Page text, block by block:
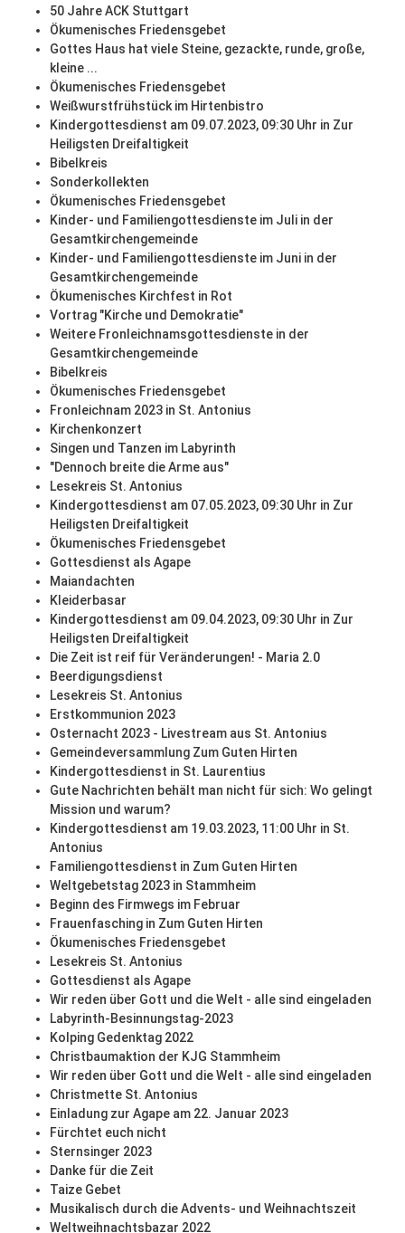
50 Jahre ACK Stuttgart
Ökumenisches Friedensgebet
Gottes Haus hat viele Steine, gezackte, runde, große,
kleine ...
Ökumenisches Friedensgebet
Weißwurstfrühstück im Hirtenbistro
Kindergottesdienst am 09.07.2023, 09:30 Uhr in Zur
Heiligsten Dreifaltigkeit
Bibelkreis
Sonderkollekten
Ökumenisches Friedensgebet
Kinder- und Familiengottesdienste im Juli in der
Gesamtkirchengemeinde
Kinder- und Familiengottesdienste im Juni in der
Gesamtkirchengemeinde
Ökumenisches Kirchfest in Rot
Vortrag "Kirche und Demokratie"
Weitere Fronleichnamsgottesdienste in der
Gesamtkirchengemeinde
Bibelkreis
Ökumenisches Friedensgebet
Fronleichnam 2023 in St. Antonius
Kirchenkonzert
Singen und Tanzen im Labyrinth
"Dennoch breite die Arme aus"
Lesekreis St. Antonius
Kindergottesdienst am 07.05.2023, 09:30 Uhr in Zur
Heiligsten Dreifaltigkeit
Ökumenisches Friedensgebet
Gottesdienst als Agape
Maiandachten
Kleiderbasar
Kindergottesdienst am 09.04.2023, 09:30 Uhr in Zur
Heiligsten Dreifaltigkeit
Die Zeit ist reif für Veränderungen! - Maria 2.0
Beerdigungsdienst
Lesekreis St. Antonius
Erstkommunion 2023
Osternacht 2023 - Livestream aus St. Antonius
Gemeindeversammlung Zum Guten Hirten
Kindergottesdienst in St. Laurentius
Gute Nachrichten behält man nicht für sich: Wo gelingt
Mission und warum?
Kindergottesdienst am 19.03.2023, 11:00 Uhr in St.
Antonius
Familiengottesdienst in Zum Guten Hirten
Weltgebetstag 2023 in Stammheim
Beginn des Firmwegs im Februar
Frauenfasching in Zum Guten Hirten
Ökumenisches Friedensgebet
Lesekreis St. Antonius
Gottesdienst als Agape
Wir reden über Gott und die Welt - alle sind eingeladen
Labyrinth-Besinnungstag-2023
Kolping Gedenktag 2022
Christbaumaktion der KJG Stammheim
Wir reden über Gott und die Welt - alle sind eingeladen
Christmette St. Antonius
Einladung zur Agape am 22. Januar 2023
Fürchtet euch nicht
Sternsinger 2023
Danke für die Zeit
Taize Gebet
Musikalisch durch die Advents- und Weihnachtszeit
Weltweihnachtsbazar 2022